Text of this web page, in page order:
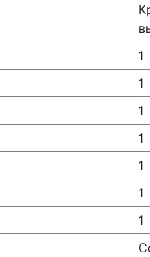
1
1
1
1
1
1
1